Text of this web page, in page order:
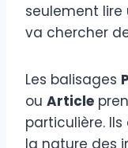
seulement lire
va chercher
Les balisages
ou Article
particulière.
la nature des